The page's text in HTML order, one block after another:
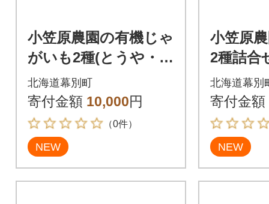
小笠原農園の有機じゃ
がいも2種(とうや・北
海こがね)各3kg《秋出
荷先行予約》[5369140
0]
北海道幕別町
寄付金額 10,000円
（0件）
NEW
小笠原
2種詰合
ねぎ)各
行予約
北海道幕別
寄付金額
NEW